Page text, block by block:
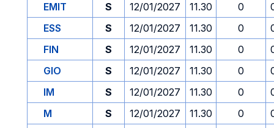
EMIT
S 12/01/2027 11.30 0
ESS
S 12/01/2027 11.30 0
FIN
S 12/01/2027 11.30 0
GIO
S 12/01/2027 11.30 0
IM
S 12/01/2027 11.30 0
M
S 12/01/2027 11.30 0